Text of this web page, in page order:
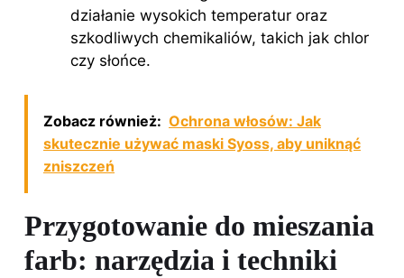
działanie wysokich temperatur oraz
szkodliwych chemikaliów, takich jak chlor
czy słońce.
Zobacz również: Ochrona włosów: Jak
skutecznie używać maski Syoss, aby uniknąć
zniszczeń
Przygotowanie do mieszania
farb: narzędzia i techniki